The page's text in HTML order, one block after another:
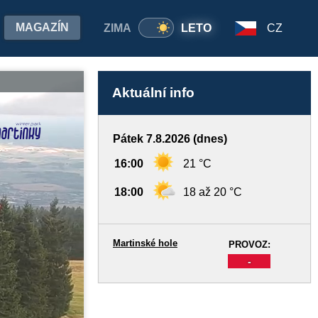
ZIMA LETO
MAGAZÍN CZ
Aktuální info
Pátek 7.8.2026 (dnes)
16:00 21 °C
18:00 18 až 20 °C
PROVOZ:
-
Martinské hole